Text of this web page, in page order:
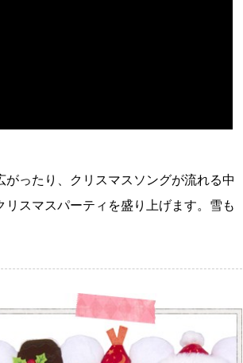
ったり、クリスマスソングが流れる中
スマスパーティを盛り上げます。雪も